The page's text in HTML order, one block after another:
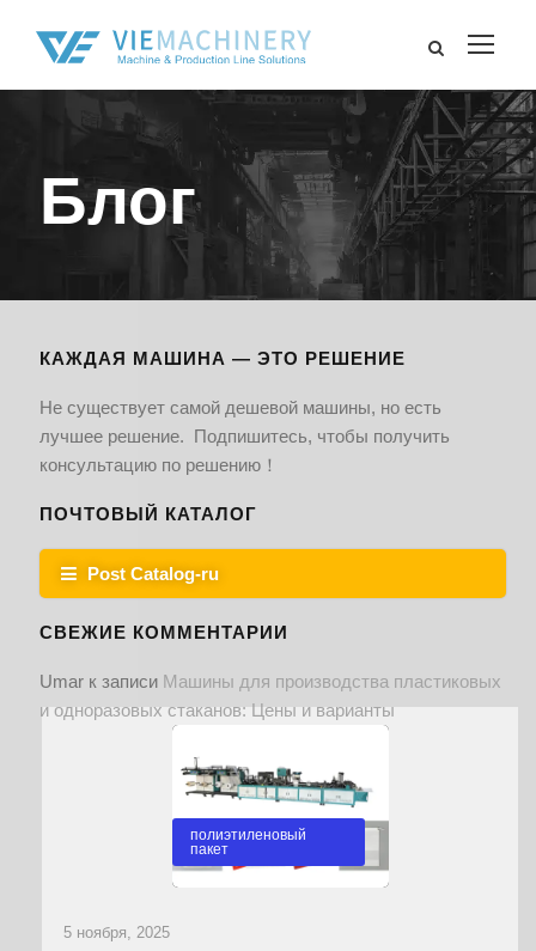
Блог
полиэтиленовый
пакет
5 ноября, 2025
КАЖДАЯ МАШИНА — ЭТО РЕШЕНИЕ
Не существует самой дешевой машины, но есть
лучшее решение. Подпишитесь, чтобы получить
консультацию по решению！
ПОЧТОВЫЙ КАТАЛОГ
Post Catalog-ru
СВЕЖИЕ КОММЕНТАРИИ
Umar к записи Машины для производства пластиковых
и одноразовых стаканов: Цены и варианты